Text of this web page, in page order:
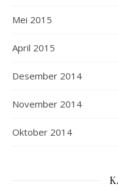
Mei 2015
April 2015
Desember 2014
November 2014
Oktober 2014